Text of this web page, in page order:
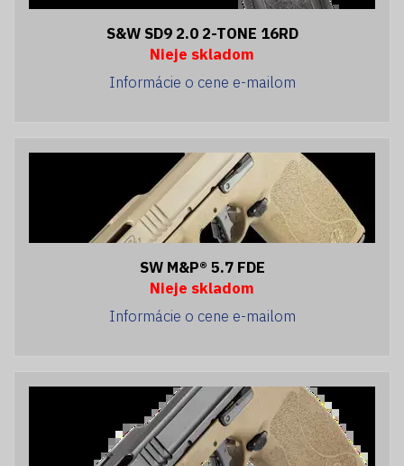
S&W SD9 2.0 2-TONE 16RD
Nieje skladom
Informácie o cene e-mailom
SW M&P® 5.7 FDE
Nieje skladom
Informácie o cene e-mailom